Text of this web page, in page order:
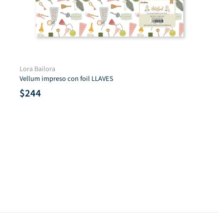
Lora Bailora
Vellum impreso con foil LLAVES
$244